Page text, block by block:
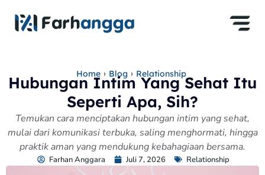
Home › Blog › Relationship
Hubungan Intim Yang Sehat Itu
Seperti Apa, Sih?
Temukan cara menciptakan hubungan intim yang sehat,
mulai dari komunikasi terbuka, saling menghormati, hingga
praktik aman yang mendukung kebahagiaan bersama.
Farhan Anggara Juli 7, 2026 Relationship